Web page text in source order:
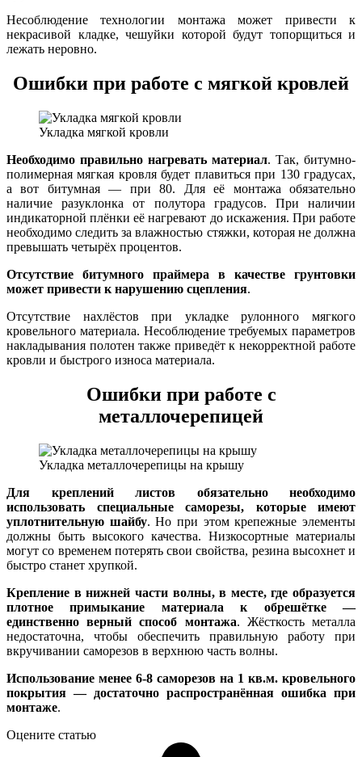
Несоблюдение технологии монтажа может привести к
некрасивой кладке, чешуйки которой будут топорщиться и
лежать неровно.
Ошибки при работе с мягкой кровлей
Укладка мягкой кровли
Необходимо правильно нагревать материал. Так, битумно-
полимерная мягкая кровля будет плавиться при 130 градусах,
а вот битумная — при 80. Для её монтажа обязательно
наличие разуклонка от полутора градусов. При наличии
индикаторной плёнки её нагревают до искажения. При работе
необходимо следить за влажностью стяжки, которая не должна
превышать четырёх процентов.
Отсутствие битумного праймера в качестве грунтовки
может привести к нарушению сцепления.
Отсутствие нахлёстов при укладке рулонного мягкого
кровельного материала. Несоблюдение требуемых параметров
накладывания полотен также приведёт к некорректной работе
кровли и быстрого износа материала.
Ошибки при работе с
металлочерепицей
Укладка металлочерепицы на крышу
Для креплений листов обязательно необходимо
использовать специальные саморезы, которые имеют
уплотнительную шайбу. Но при этом крепежные элементы
должны быть высокого качества. Низкосортные материалы
могут со временем потерять свои свойства, резина высохнет и
быстро станет хрупкой.
Крепление в нижней части волны, в месте, где образуется
плотное примыкание материала к обрешётке —
единственно верный способ монтажа. Жёсткость металла
недостаточна, чтобы обеспечить правильную работу при
вкручивании саморезов в верхнюю часть волны.
Использование менее 6-8 саморезов на 1 кв.м. кровельного
покрытия — достаточно распространённая ошибка при
монтаже.
Оцените статью